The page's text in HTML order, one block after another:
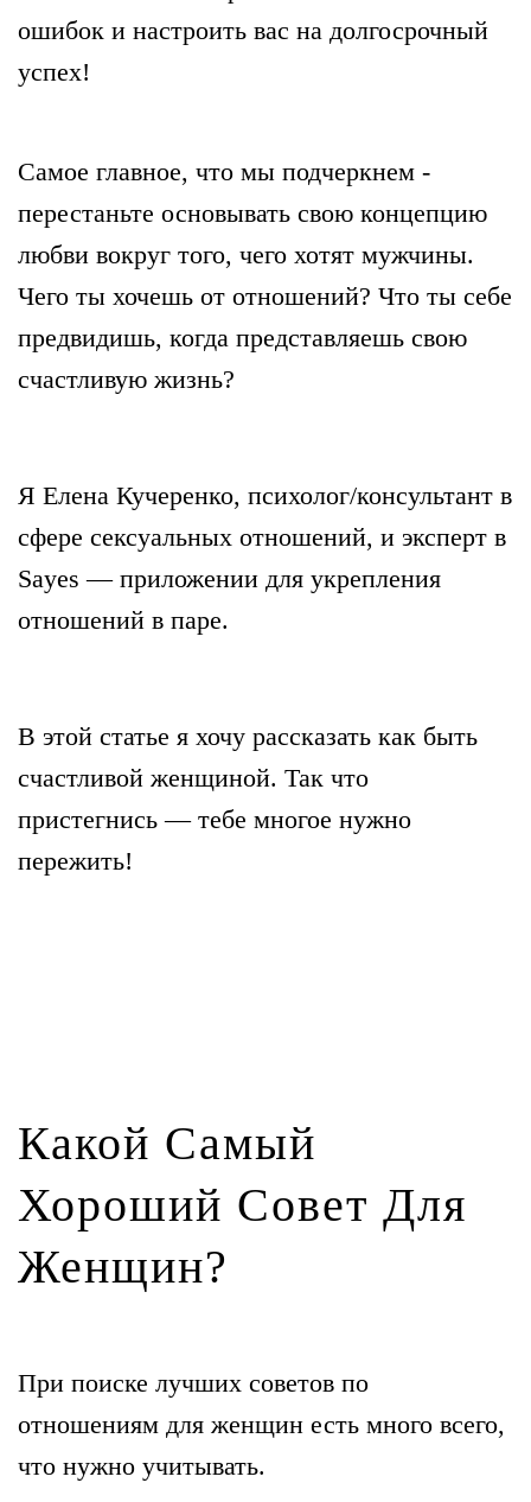
ошибок и настроить вас на долгосрочный
успех!
Самое главное, что мы подчеркнем -
перестаньте основывать свою концепцию
любви вокруг того, чего хотят мужчины.
Чего ты хочешь от отношений? Что ты себе
предвидишь, когда представляешь свою
счастливую жизнь?
Я Елена Кучеренко, психолог/консультант в
сфере сексуальных отношений, и эксперт в
Sayes — приложении для укрепления
отношений в паре.
В этой статье я хочу рассказать как быть
счастливой женщиной. Так что
пристегнись — тебе многое нужно
пережить!
Какой Самый
Хороший Совет Для
Женщин?
При поиске лучших советов по
отношениям для женщин есть много всего,
что нужно учитывать.